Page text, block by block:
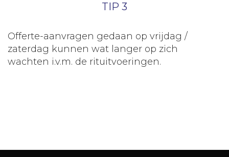
TIP 3
Offerte-aanvragen gedaan op vrijdag /
zaterdag kunnen wat langer op zich
wachten i.v.m. de rituitvoeringen.